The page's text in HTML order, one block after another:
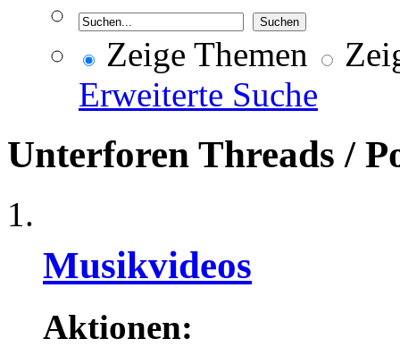
Zeige Themen
Erweiterte Suche
Unterforen Threads /
Musikvideos
Aktionen: